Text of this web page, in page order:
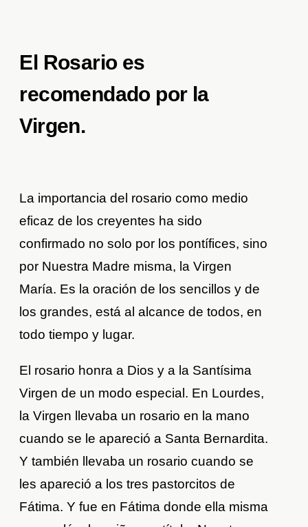
El Rosario es
recomendado por la
Virgen.
La importancia del rosario como medio
eficaz de los creyentes ha sido
confirmado no solo por los pontífices, sino
por Nuestra Madre misma, la Virgen
María. Es la oración de los sencillos y de
los grandes, está al alcance de todos, en
todo tiempo y lugar.
El rosario honra a Dios y a la Santísima
Virgen de un modo especial. En Lourdes,
la Virgen llevaba un rosario en la mano
cuando se le apareció a Santa Bernardita.
Y también llevaba un rosario cuando se
les apareció a los tres pastorcitos de
Fátima. Y fue en Fátima donde ella misma